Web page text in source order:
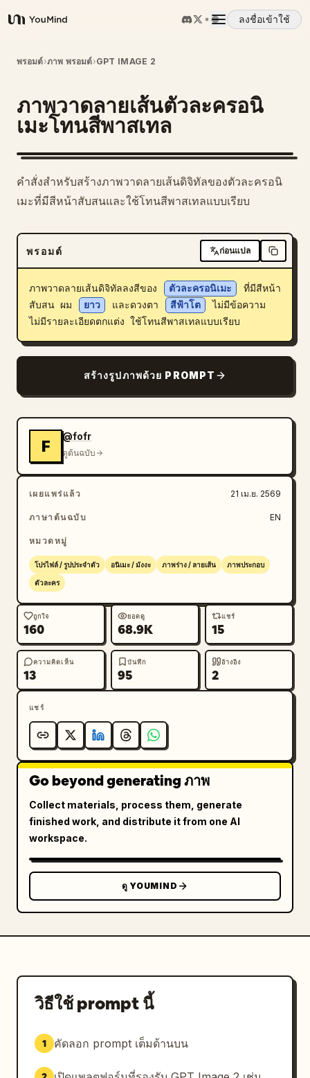
YouMind
ลงชื่อเข้าใช้
ภาพรวม
กรณีการใช้งาน
ทักษะ
พรอมต์
ราคา
ดาวน์โหลด
พรอมต์›ภาพ พรอมต์›GPT IMAGE 2
ภาพวาดลายเส้นตัวละครอนิ
เมะโทนสีพาสเทล
คำสั่งสำหรับสร้างภาพวาดลายเส้นดิจิทัลของตัวละครอนิ
เมะที่มีสีหน้าสับสนและใช้โทนสีพาสเทลแบบเรียบ
พรอมต์ ก่อนแปล
ภาพวาดลายเส้นดิจิทัลลงสีของ ตัวละครอนิเมะ
ที่มีสีหน้า
สับสน ผม
ยาว และดวงตา สีฟ้าโต
ไม่มีข้อความ
ไม่มีรายละเอียดตกแต่ง ใช้โทนสีพาสเทลแบบเรียบ
สร้างรูปภาพด้วย PROMPT
F
@fofr
ดูต้นฉบับ
เผยแพร่แล้ว 21 เม.ย. 2569
ภาษาต้นฉบับ EN
หมวดหมู่
โปรไฟล์ / รูปประจำตัว อนิเมะ / มังงะ ภาพร่าง / ลายเส้น ภาพประกอบ
ตัวละคร
ถูกใจ
160
ยอดดู
68.9K
แชร์
15
ความคิดเห็น
13
บันทึก
95
อ้างอิง
2
แชร์
Go beyond generating ภาพ
Collect materials, process them, generate
finished work, and distribute it from one AI
workspace.
ดู YOUMIND
วิธีใช้ prompt นี้
1 คัดลอก prompt เต็มด้านบน